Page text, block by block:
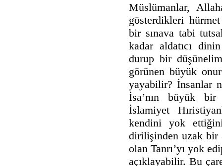
Müslümanlar,
gösterdikleri
bir sınava tabi
kadar aldatıcı
durup bir
görünen büyük
yayabilir? İnsanlar
İsa’nın büyük bir
İslamiyet
kendini yok
dirilişinden uzak bir
olan Tanrı’yı yok
açıklayabilir. Bu